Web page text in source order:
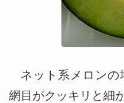
ネット系メロン
網目がクッキリと細